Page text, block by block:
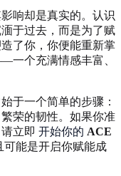
响却是真实的。认识
于过去，而是为了赋
了你，你便能重新掌
一个充满情感丰富、
于一个简单的步骤：
荣的韧性。如果你准
立即 开始你的 ACE
可能是开启你赋能成